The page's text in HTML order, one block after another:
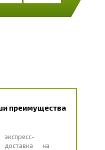
преимущества
экспресс-
доставка на